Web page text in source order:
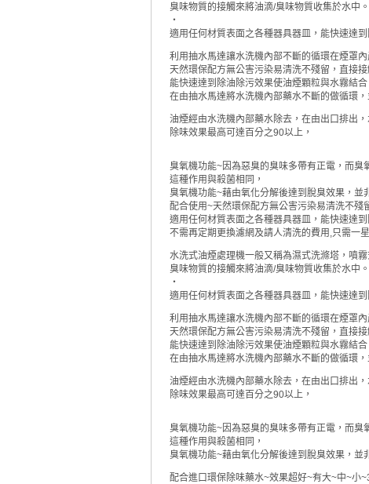
臭味物質的接觸來將油滴/臭味物質收集於水中
‧
適用任何材質表面之各種器具器皿，能快速達
利用抽水馬達讓水洗機內部不斷的循環在煙罩
天然環保配方無公害污染易清洗不殘留，直接
能快速達到除油除污效果使油煙顆粒與水霧結
在由抽水馬達將水洗機內部藥水不斷的做循環，
油煙經由水洗機內部藥水除去，在由出口排出
除味效果最高可達百分之90以上，
臭氧機功能~因為惡臭的臭味多帶有正電，而臭
這種作用與殺菌相同，
臭氧機功能~藉由氧化分解後達到脫臭效果，並
配合使用~天然環保配方無公害污染易清洗不殘
適用任何材質表面之各種器具器皿，能快速達
不需再定期更換濾網及請人清洗的費用,只需一
水洗式油煙處理機一般又稱為濕式洗滌塔，噴
臭味物質的接觸來將油滴/臭味物質收集於水中
‧
適用任何材質表面之各種器具器皿，能快速達
利用抽水馬達讓水洗機內部不斷的循環在煙罩
天然環保配方無公害污染易清洗不殘留，直接
能快速達到除油除污效果使油煙顆粒與水霧結
在由抽水馬達將水洗機內部藥水不斷的做循環，
油煙經由水洗機內部藥水除去，在由出口排出
除味效果最高可達百分之90以上，
臭氧機功能~因為惡臭的臭味多帶有正電，而臭
這種作用與殺菌相同，
臭氧機功能~藉由氧化分解後達到脫臭效果，並
配合進口環保除味藥水~效果超好~有大~中~小